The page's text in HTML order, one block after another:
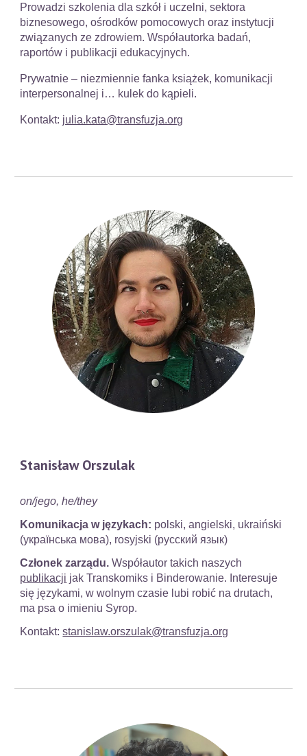
Prowadzi szkolenia dla szkół i uczelni, sektora
biznesowego, ośrodków pomocowych oraz instytucji
związanych ze zdrowiem. Współautorka badań,
raportów i publikacji edukacyjnych.
Prywatnie – niezmiennie fanka książek, komunikacji
interpersonalnej i… kulek do kąpieli.
Kontakt: julia.kata@transfuzja.org
Stanisław Orszulak
on/jego, he/they
Komunikacja w językach: polski, angielski, ukraiński
(українська мова), rosyjski (русский язык)
Członek zarządu.Współautor takich naszych
publikacji jak Transkomiks i Binderowanie. Interesuje
się językami, w wolnym czasie lubi robić na drutach,
ma psa o imieniu Syrop.
Kontakt:stanislaw.orszulak@transfuzja.org